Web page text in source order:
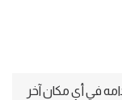
في أي مكان آخر